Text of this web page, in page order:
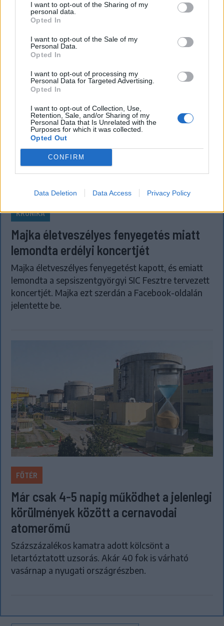
I want to opt-out of the Sharing of my
personal data.
Opted In
I want to opt-out of the Sale of my
Personal Data.
Opted In
I want to opt-out of processing my
Personal Data for Targeted Advertising.
Opted In
I want to opt-out of Collection, Use,
Retention, Sale, and/or Sharing of my
Personal Data that Is Unrelated with the
Purposes for which it was collected.
Opted Out
CONFIRM
Data Deletion Data Access Privacy Policy
Feszt fesztiválra tervezett koncert lemondását
kiváltó fenyegetés ügyében.
KRÓNIKA
Majka életveszélyes fenyegetés miatt
lemondta erdélyi koncertjét
Majka életveszélyes fenyegetést kapott, és emiatt
lemondta a sepsiszentgyörgyi SIC Fesztre tervezett
koncertjét. Majka ezt szerdán a Facebook-oldalán
jelentette be.
FŐTÉR
Már csak 4-5 napig működhet a jelenlegi
körülmények között a cernavodai
atomerőmű
Százszázalékos kamatra adott kölcsönt a
letartóztatott uzsorás. Akár 40 fok is várható
vasárnap a nyugati országrészben.